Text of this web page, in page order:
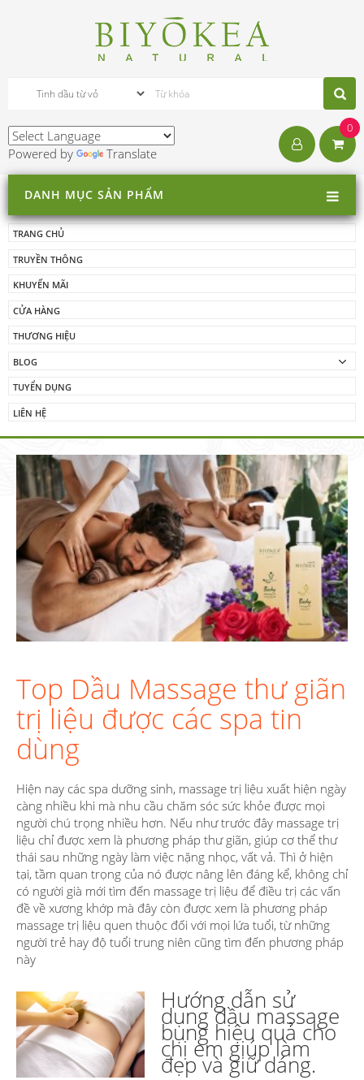
Powered by Translate
0
DANH MỤC SẢN PHẨM
TRANG CHỦ
TRUYỀN THÔNG
KHUYẾN MÃI
CỬA HÀNG
THƯƠNG HIỆU
BLOG
TUYỂN DỤNG
LIÊN HỆ
Top Dầu Massage thư giãn
trị liệu được các spa tin
dùng
Hiện nay các spa dưỡng sinh, massage trị liệu xuất hiện ngày
càng nhiều khi mà nhu cầu chăm sóc sức khỏe được mọi
người chú trọng nhiều hơn. Nếu như trước đây massage trị
liệu chỉ được xem là phương pháp thư giãn, giúp cơ thể thư
thái sau những ngày làm việc nặng nhọc, vất vả. Thì ở hiện
tại, tầm quan trọng của nó được nâng lên đáng kể, không chỉ
có người già mới tìm đến massage trị liệu để điều trị các vấn
đề về xương khớp mà đây còn được xem là phương pháp
massage trị liệu quen thuộc đối với mọi lứa tuổi, từ những
người trẻ hay độ tuổi trung niên cũng tìm đến phương pháp
này
Hướng dẫn sử
dụng dầu massage
bụng hiệu quả cho
chị em giúp làm
đẹp và giữ dáng.